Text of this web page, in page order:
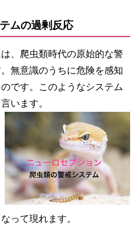
ムの過剰反応
、爬虫類時代の原始的な警
無意識のうちに危険を感知
です。このようなシステム
います。
って現れます。